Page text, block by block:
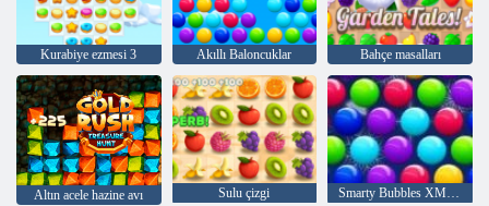
Kurabiye ezmesi 3 Akıllı Baloncuklar Bahçe masalları
Altın acele hazine avı Sulu çizgi Smarty Bubbles XMas Sürümü